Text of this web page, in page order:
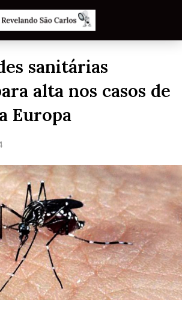
sanitárias
alta nos casos de
Europa